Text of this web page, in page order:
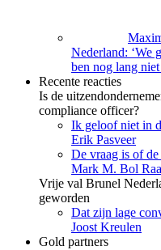
Nederland: ‘We
ben nog lang niet
Recente reacties
Is de
compliance officer?
Ik geloof niet in
Erik Pasveer
De vraag is of
Mark M. Bol
Vrije val Brunel
geworden
Dat zijn lage
Joost Kreulen
Gold partners